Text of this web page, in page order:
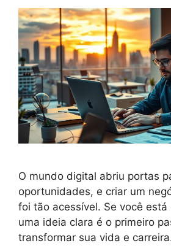
O mundo digital abriu portas
oportunidades, e criar um
foi tão acessível. Se você
uma ideia clara é o primeiro
transformar sua vida e